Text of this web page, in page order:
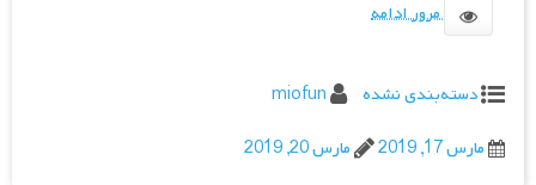
مرور ادامه
دسته‌بندی نشده
miofun
مارس 17, 2019
مارس 20, 2019